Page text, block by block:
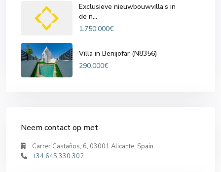
Exclusieve nieuwbouwvilla’s in
de n...
1.750.000€
Villa in Benijofar (N8356)
290.000€
Neem contact op met
Carrer Castaños, 6, 03001 Alicante, Spain
+34 645 330 302